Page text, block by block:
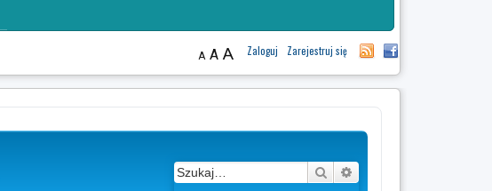
Zaloguj Zarejestruj się
A A A
Szukaj